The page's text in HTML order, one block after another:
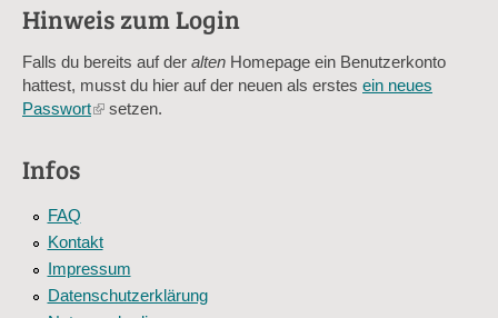
Sag mir nicht, wie viele Sternlein stehen
Hinweis zum Login
Falls du bereits auf der alten Homepage ein Benutzerkonto
hattest, musst du hier auf der neuen als erstes ein neues
Passwort(linksetzen.
Infos
FAQ
Kontakt
Impressum
Datenschutzerklärung